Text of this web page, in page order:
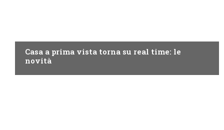
Casa a prima vista torna su real time: le
novità